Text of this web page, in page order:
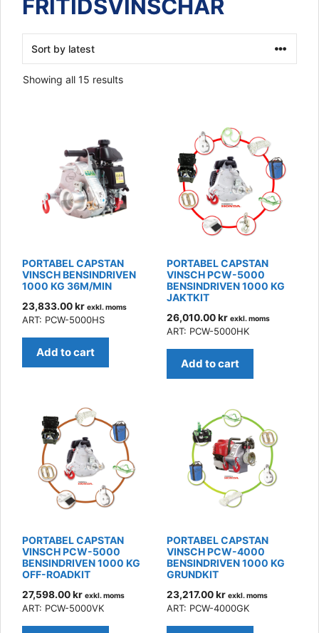
FRITIDSVINSCHAR
Showing all 15 resultsSorted
PORTABEL CAPSTAN
VINSCH BENSINDRIVEN
1000 KG 36M/MIN
23,833.00kr exkl. moms
ART: PCW-5000HS
Add to cart
PORTABEL CAPSTAN
VINSCH PCW-5000
BENSINDRIVEN 1000 KG
JAKTKIT
26,010.00kr exkl. moms
ART: PCW-5000HK
Add to cart
PORTABEL CAPSTAN
VINSCH PCW-5000
BENSINDRIVEN 1000 KG
OFF-ROADKIT
27,598.00kr exkl. moms
ART: PCW-5000VK
PORTABEL CAPSTAN
VINSCH PCW-4000
BENSINDRIVEN 1000 KG
GRUNDKIT
23,217.00kr exkl. moms
ART: PCW-4000GK